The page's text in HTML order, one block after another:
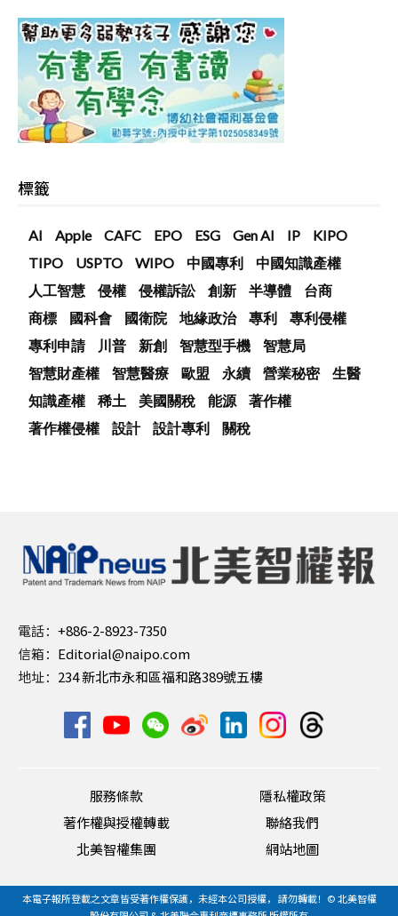
標籤
AI Apple CAFC EPO ESG Gen AI IP
KIPO
TIPO
USPTO WIPO 中國專利
中國知識產權
人工智慧
侵權 侵權訴訟 創新 半導體
台商
商標
國科會 國衛院 地緣政治 專利
專利侵權
專利申請
川普 新創 智慧型手機
智慧局
智慧財產權
智慧醫療 歐盟 永續 營業秘密
生醫
知識產權
稀土 美國關稅 能源
著作權
著作權侵權
設計 設計專利 關稅
電話： +886-2-8923-7350
信箱： Editorial@naipo.com
地址： 234 新北市永和區福和路389號五樓
服務條款
隱私權政策
著作權與授權轉載
聯絡我們
北美智權集團
網站地圖
本電子報所登載之文章皆受著作權保護，未經本公司授權， 請勿轉載！© 北美智權